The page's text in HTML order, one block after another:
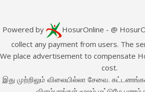
Powered by HosurOnline - @
collect any payment from users. The
place advertisement to compensate
cost.
முற்றிலும் விலையில்லா சேவை.